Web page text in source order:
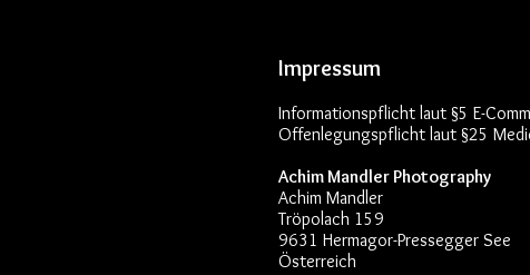
Impressum
Informationspflicht laut §5 E-
Offenlegungspflicht laut §25
Achim Mandler Photography
Achim Mandler
Tröpolach 159
9631 Hermagor-Pressegger See
Österreich